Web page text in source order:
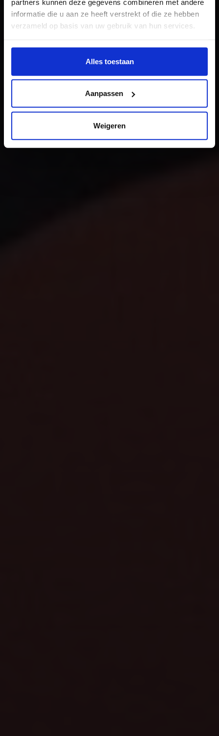
partners kunnen deze gegevens combineren met andere
informatie die u aan ze heeft verstrekt of die ze hebben
verzameld op basis van uw gebruik van hun services.
Wil je meer weten of de voorkeur aanpassen, bekijk dan
https://www.hku.nl/privacy-statement-en-
Alles toestaan
Aanpassen
Weigeren